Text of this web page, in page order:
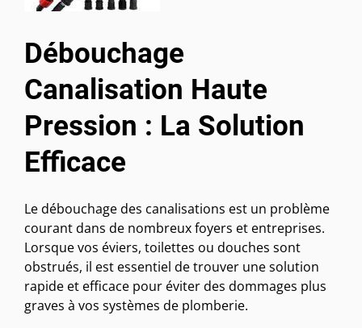
Débouchage
Canalisation Haute
Pression : La Solution
Efficace
Le débouchage des canalisations est un problème
courant dans de nombreux foyers et entreprises.
Lorsque vos éviers, toilettes ou douches sont
obstrués, il est essentiel de trouver une solution
rapide et efficace pour éviter des dommages plus
graves à vos systèmes de plomberie.